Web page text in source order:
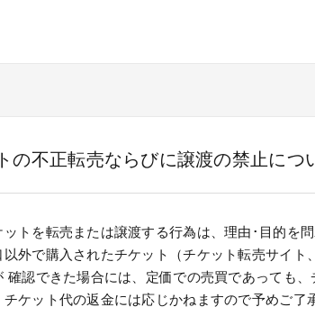
の不正転売ならびに譲渡の禁止につ
トを転売または譲渡する行為は、理由･目的を問
外で購入されたチケット（チケット転売サイト
確認できた場合には、定価での売買であっても
ケット代の返金には応じかねますので予めご了